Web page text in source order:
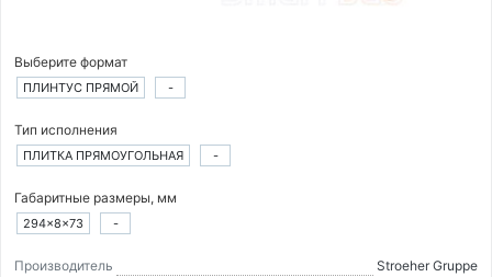
Выберите формат
ПЛИНТУС ПРЯМОЙ -
Тип исполнения
ПЛИТКА ПРЯМОУГОЛЬНАЯ -
Габаритные размеры, мм
294×8×73 -
Производитель
Stroeher Gruppe